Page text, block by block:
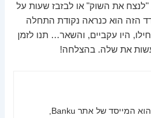
"לנצח את השוק" או לבזבז שעות על
הזה הוא כנראה נקודת התחלה
היו עקביים, והשאר… תנו לזמן
את שלה. בהצלחה!